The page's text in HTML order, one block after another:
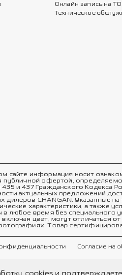
Онлайн запись на
Техническое
сайте информация носит
публичной офертой,
и 437 Гражданского Кодекса
актуальных предложений
дилеров CHANGAN. Указанные на
характеристики, а также
в любое время без специального
цвет, могут отличаться от
Товар
Согласие на
cookies и